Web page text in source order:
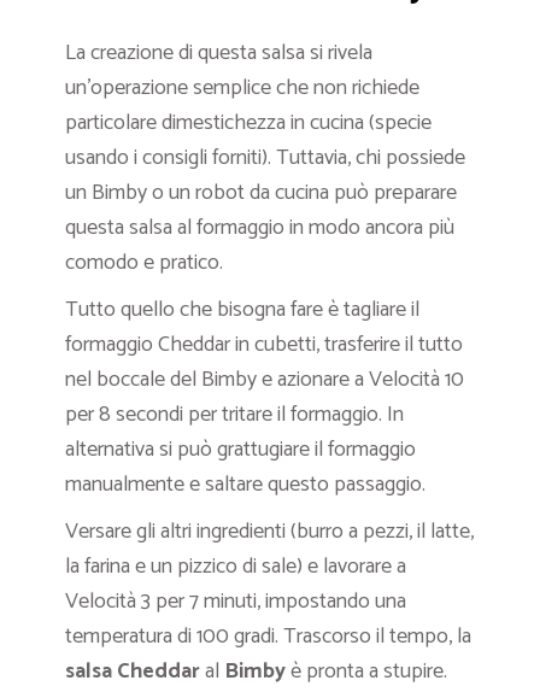
La creazione di questa salsa si rivela
un’operazione semplice che non richiede
particolare dimestichezza in cucina (specie
usando i consigli forniti). Tuttavia, chi possiede
un Bimby o un robot da cucina può preparare
questa salsa al formaggio in modo ancora più
comodo e pratico.
Tutto quello che bisogna fare è tagliare il
formaggio Cheddar in cubetti, trasferire il tutto
nel boccale del Bimby e azionare a Velocità 10
per 8 secondi per tritare il formaggio. In
alternativa si può grattugiare il formaggio
manualmente e saltare questo passaggio.
Versare gli altri ingredienti (burro a pezzi, il latte,
la farina e un pizzico di sale) e lavorare a
Velocità 3 per 7 minuti, impostando una
temperatura di 100 gradi. Trascorso il tempo, la
salsa Cheddaral Bimbyè pronta a stupire.